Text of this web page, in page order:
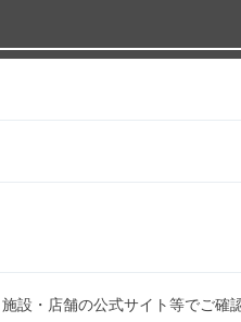
設・店舗の公式サイト等でご確